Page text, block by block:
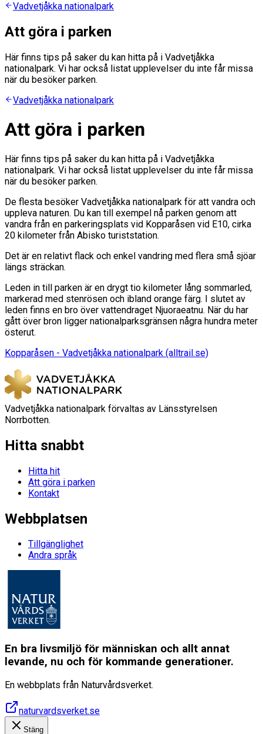
Vadvetjåkka nationalpark
Att göra i parken
Här finns tips på saker du kan hitta på i Vadvetjåkka
nationalpark. Vi har också listat upplevelser du inte får missa
när du besöker parken.
Vadvetjåkka nationalpark
Att göra i parken
Här finns tips på saker du kan hitta på i Vadvetjåkka
nationalpark. Vi har också listat upplevelser du inte får missa
när du besöker parken.
De flesta besöker Vadvetjåkka nationalpark för att vandra och
uppleva naturen. Du kan till exempel nå parken genom att
vandra från en parkeringsplats vid Kopparåsen vid E10, cirka
20 kilometer från Abisko turiststation.
Det är en relativt flack och enkel vandring med flera små sjöar
längs sträckan.
Leden in till parken är en drygt tio kilometer lång sommarled,
markerad med stenrösen och ibland orange färg. I slutet av
leden finns en bro över vattendraget Njuoraeatnu. När du har
gått över bron ligger nationalparksgränsen några hundra meter
österut.
Kopparåsen - Vadvetjåkka nationalpark (alltrail.se)
Vadvetjåkka nationalpark förvaltas av Länsstyrelsen
Norrbotten.
Hitta snabbt
Hitta hit
Att göra i parken
Kontakt
Webbplatsen
Tillgänglighet
Andra språk
En bra livsmiljö för människan och allt annat
levande, nu och för kommande generationer.
En webbplats från Naturvårdsverket.
naturvardsverket.se
Stäng